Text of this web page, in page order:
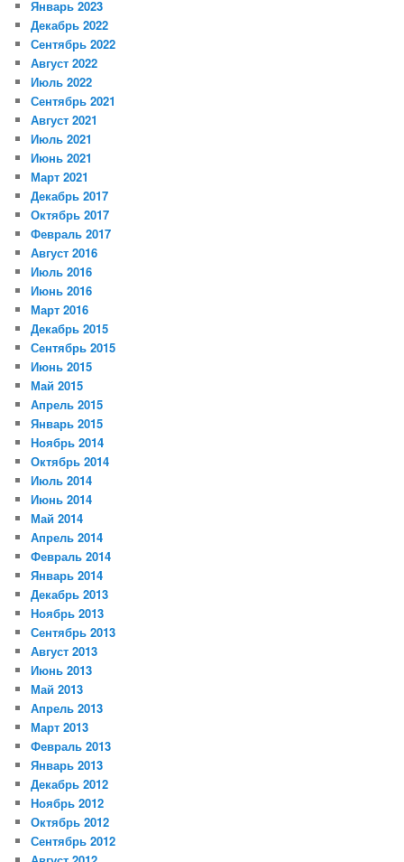
Январь 2023
Декабрь 2022
Сентябрь 2022
Август 2022
Июль 2022
Сентябрь 2021
Август 2021
Июль 2021
Июнь 2021
Март 2021
Декабрь 2017
Октябрь 2017
Февраль 2017
Август 2016
Июль 2016
Июнь 2016
Март 2016
Декабрь 2015
Сентябрь 2015
Июнь 2015
Май 2015
Апрель 2015
Январь 2015
Ноябрь 2014
Октябрь 2014
Июль 2014
Июнь 2014
Май 2014
Апрель 2014
Февраль 2014
Январь 2014
Декабрь 2013
Ноябрь 2013
Сентябрь 2013
Август 2013
Июнь 2013
Май 2013
Апрель 2013
Март 2013
Февраль 2013
Январь 2013
Декабрь 2012
Ноябрь 2012
Октябрь 2012
Сентябрь 2012